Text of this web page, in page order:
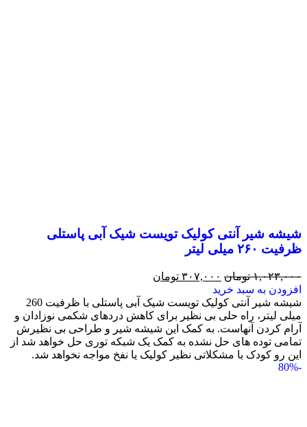
شیشه شیر آنتی کولیک تویست شیک آبی پاستلی
ظرفیت ۲۶۰ میلی لیتر
۱,۰۲۳,۰۰۰ تومان ۳۰۷,۰۰۰ تومان
افزودن به سبد خرید
شیشه شیر آنتی کولیک تویست شیک آبی پاستلی با ظرفیت 260
میلی لیتر، راه حلی بی نظیر برای کاهش دردهای شکمی نوزادان و
آرام کردن آنهاست. به کمک این شیشه شیر و طراحی بی نظیرش
تمامی توده های حل نشده به کمک یک شبکه توری حل خواهد شد از
این رو کودک با مشکلاتی نظیر کولیک یا نفخ مواجه نخواهد شد.
-80%